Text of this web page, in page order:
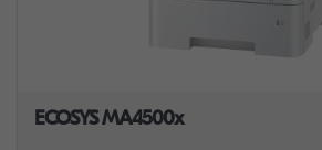
ECOSYS MA4500x